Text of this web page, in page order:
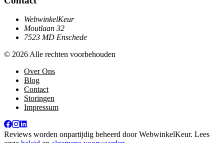
WebwinkelKeur
Moutlaan 32
7523 MD Enschede
© 2026 Alle rechten voorbehouden
Over Ons
Blog
Contact
Storingen
Impressum
Reviews worden onpartijdig beheerd doorWebwinkelKeur. Lees